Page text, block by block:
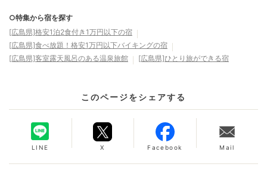
○特集から宿を探す
[広島県]格安1泊2食付き1万円以下の宿
[広島県]食べ放題！格安1万円以下バイキングの宿
[広島県]客室露天風呂のある温泉旅館
[広島県]ひとり旅ができる宿
このページをシェアする
LINE X Facebook Mail